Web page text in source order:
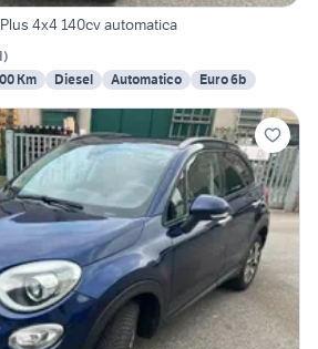
4x4 140cv automatica
)
Km Diesel Automatico Euro 6b